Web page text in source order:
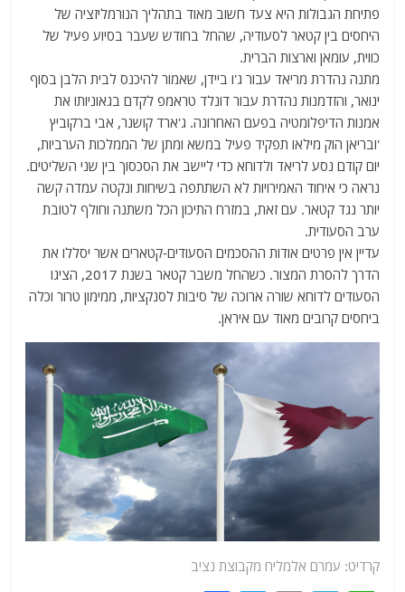
פתיחת הגבולות היא צעד חשוב מאוד בתהליך הנורמליזציה של
היחסים בין קטאר לסעודיה, שהחל בחודש שעבר בסיוע פעיל של
כווית, עומאן וארצות הברית.
מתנה נהדרת מריאד עבור ג'ו ביידן, שאמור להיכנס לבית הלבן בסוף
ינואר, והזדמנות נהדרת עבור דונלד טראמפ לקדם בגאוניותו את
אמנות הדיפלומטיה בפעם האחרונה. ג'ארד קושנר, אבי ברקוביץ
'ובריאן הוק מילאו תפקיד פעיל במשא ומתן של הממלכות הערביות,
יום קודם נסע לריאד ולדוחא כדי ליישב את הסכסוך בין שני השליטים.
נראה כי איחוד האמירויות לא השתתפה בשיחות ונקטה עמדה קשה
יותר נגד קטאר. עם זאת, במזרח התיכון הכל משתנה וחולף לטובת
ערב הסעודית.
עדיין אין פרטים אודות ההסכמים הסעודים-קטארים אשר יסללו את
הדרך להסרת המצור. כשהחל משבר קטאר בשנת 2017, הציגו
הסעודים לדוחא שורה ארוכה של סיבות לסנקציות, ממימון טרור וכלה
ביחסים קרובים מאוד עם איראן.
קרדיט: עמרם אלמליח מקבוצת נציב